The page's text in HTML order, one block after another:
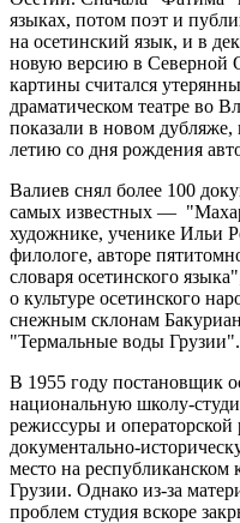
языках, потом поэт и
на осетинский язык, и в
новую версию в Северной
картины считался
драматическом театре во
показали в новом
летию со дня рождения
Валиев снял более 100
самых известных —
художнике, ученике Ильи
филологе, авторе
словаря осетинского
о культуре осетинского
снежным склонам
"Термальные воды Грузии".
В 1955 году постановщик
национальную школу-
режиссуры и
документально-
место на республиканском
Грузии. Однако из-за
проблем студия вскоре